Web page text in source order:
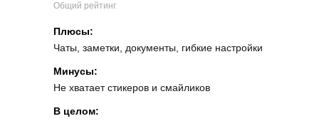
Общий рейтинг
Плюсы:
Чаты, заметки, документы, гибкие настройки
Минусы:
Не хватает стикеров и смайликов
В целом: